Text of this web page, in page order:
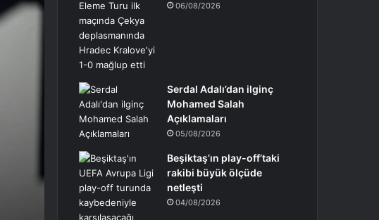
06/08/2026
Serdal Adalı’dan ilginç
Mohamed Salah
Açıklamaları
05/08/2026
Beşiktaş’ın play-off’taki
rakibi büyük ölçüde
netleşti
04/08/2026